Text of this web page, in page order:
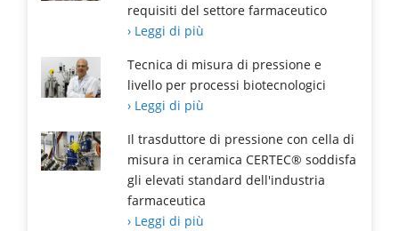
requisiti del settore farmaceutico
› Leggi di più
Tecnica di misura di pressione e
livello per processi biotecnologici
› Leggi di più
Il trasduttore di pressione con cella di
misura in ceramica CERTEC® soddisfa
gli elevati standard dell'industria
farmaceutica
› Leggi di più